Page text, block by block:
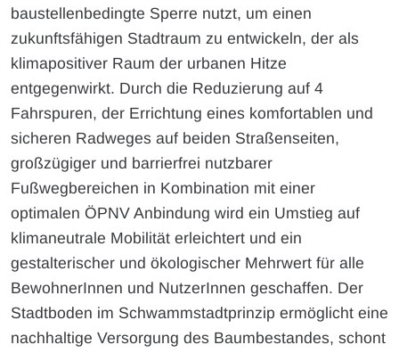
baustellenbedingte Sperre nutzt, um einen
zukunftsfähigen Stadtraum zu entwickeln, der als
klimapositiver Raum der urbanen Hitze
entgegenwirkt. Durch die Reduzierung auf 4
Fahrspuren, der Errichtung eines komfortablen und
sicheren Radweges auf beiden Straßenseiten,
großzügiger und barrierfrei nutzbarer
Fußwegbereichen in Kombination mit einer
optimalen ÖPNV Anbindung wird ein Umstieg auf
klimaneutrale Mobilität erleichtert und ein
gestalterischer und ökologischer Mehrwert für alle
BewohnerInnen und NutzerInnen geschaffen. Der
Stadtboden im Schwammstadtprinzip ermöglicht eine
nachhaltige Versorgung des Baumbestandes, schont